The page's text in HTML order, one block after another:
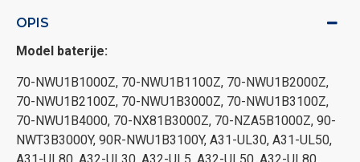
OPIS
Model baterije:
70-NWU1B1000Z, 70-NWU1B1100Z, 70-NWU1B2000Z,
70-NWU1B2100Z, 70-NWU1B3000Z, 70-NWU1B3100Z,
70-NWU1B4000, 70-NX81B3000Z, 70-NZA5B1000Z, 90-
NWT3B3000Y, 90R-NWU1B3100Y, A31-UL30, A31-UL50,